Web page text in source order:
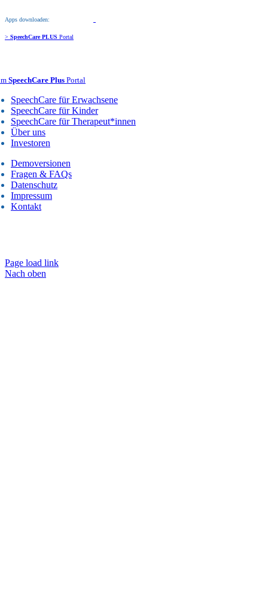
Apps downloaden:
> SpeechCare PLUS Portal
SpeechCare Plus Portal
SpeechCare für Erwachsene
SpeechCare für Kinder
SpeechCare für Therapeut*innen
Über uns
Investoren
Demoversionen
Fragen & FAQs
Datenschutz
Impressum
Kontakt
Page load link
Nach oben